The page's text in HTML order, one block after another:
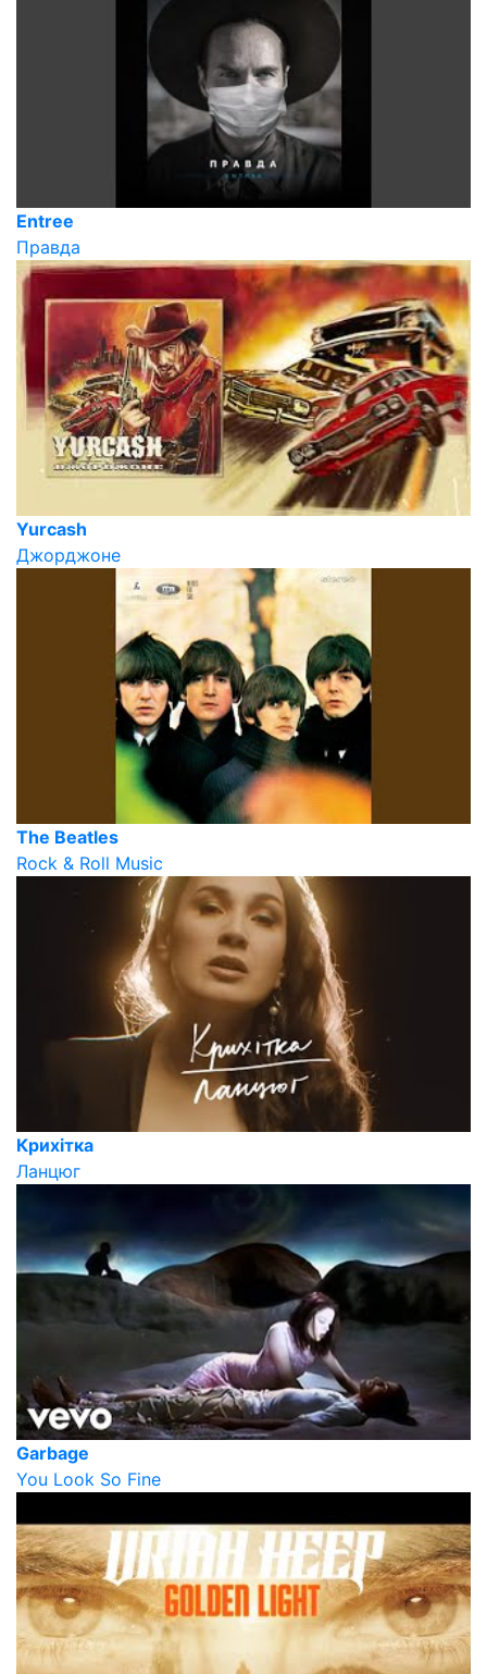
Entree
Правда
Yurcash
Джорджоне
The Beatles
Rock & Roll Music
Крихітка
Ланцюг
Garbage
You Look So Fine